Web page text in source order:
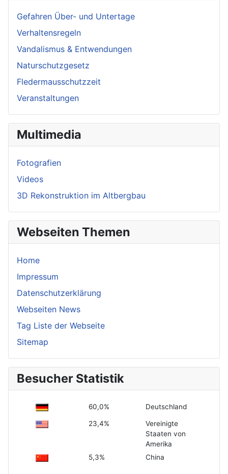
Gefahren Über- und Untertage
Verhaltensregeln
Vandalismus & Entwendungen
Naturschutzgesetz
Fledermausschutzzeit
Veranstaltungen
Multimedia
Fotografien
Videos
3D Rekonstruktion im Altbergbau
Webseiten Themen
Home
Impressum
Datenschutzerklärung
Webseiten News
Tag Liste der Webseite
Sitemap
Besucher Statistik
60,0% Deutschland
23,4%
Vereinigte
Staaten von
Amerika
5,3%
China